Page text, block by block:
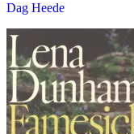
Dag Heede